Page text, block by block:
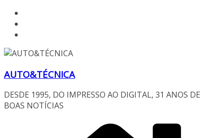
AUTO&TÉCNICA
DESDE 1995, DO IMPRESSO AO DIGITAL, 31 ANOS DE
BOAS NOTÍCIAS